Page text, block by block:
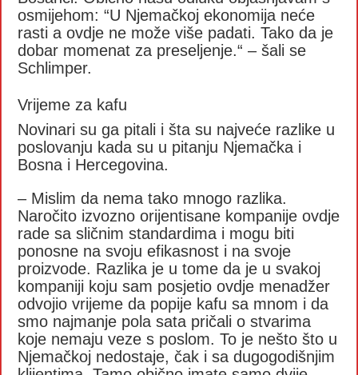
osmijehom: “U Njemačkoj ekonomija neće
rasti a ovdje ne može više padati. Tako da je
dobar momenat za preseljenje.“ – šali se
Schlimper.
Vrijeme za kafu
Novinari su ga pitali i šta su najveće razlike u
poslovanju kada su u pitanju Njemačka i
Bosna i Hercegovina.
– Mislim da nema tako mnogo razlika.
Naročito izvozno orijentisane kompanije ovdje
rade sa sličnim standardima i mogu biti
ponosne na svoju efikasnost i na svoje
proizvode. Razlika je u tome da je u svakoj
kompaniji koju sam posjetio ovdje menadžer
odvojio vrijeme da popije kafu sa mnom i da
smo najmanje pola sata pričali o stvarima
koje nemaju veze s poslom. To je nešto što u
Njemačkoj nedostaje, čak i sa dugogodišnjim